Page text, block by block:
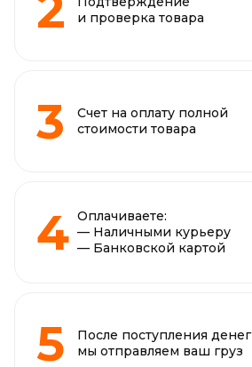
и проверка товара
Счет на оплату полной
стоимости товара
Оплачиваете:
— Наличными курьеру
— Банковской картой
После поступления денег
мы отправляем ваш груз